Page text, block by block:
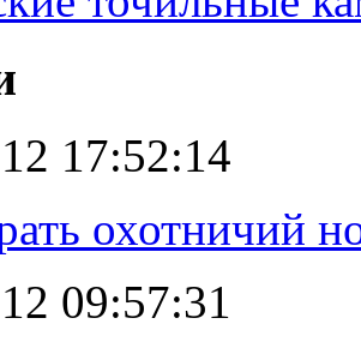
17:52:14
охотничий
09:57:31